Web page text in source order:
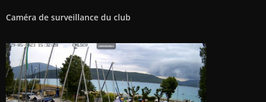
Caméra de surveillance du club